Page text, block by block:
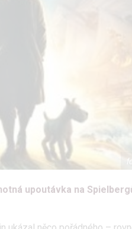
upoutávka na